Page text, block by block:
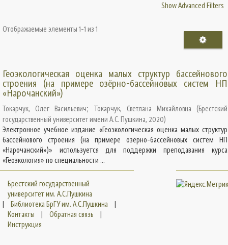
Show Advanced Filters
Отображаемые элементы 1-1 из 1
Геоэкологическая оценка малых структур бассейнового
строения (на примере озёрно-бассейновых систем НП
«Нарочанский»)
Токарчук, Олег Васильевич; Токарчук, Светлана Михайловна (Брестский
государственный университет имени А.С. Пушкина, 2020)
Электронное учебное издание «Геоэкологическая оценка малых структур
бассейнового строения (на примере озёрно-бассейновых систем НП
«Нарочанский»)» используется для поддержки преподавания курса
«Геоэкология» по специальности ...
Брестский государственный
университет им. А.С.Пушкина
|
Библиотека БрГУ им. А.С.Пушкина
|
Контакты
| Обратная связь
|
Инструкция